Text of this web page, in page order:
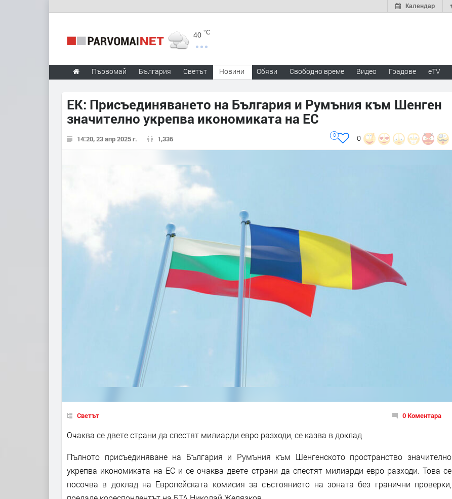
Календар
40 °C
Първомай България Светът Новини Обяви Свободно време Видео Градове eTV
ЕК: Присъединяването на България и Румъния към Шенген
значително укрепва икономиката на ЕС
14:20, 23 апр 2025 г. 1,336 0
0
Светът 0 Коментара
Очаква се двете страни да спестят милиарди евро разходи, се казва в доклад
Пълното присъединяване на България и Румъния към Шенгенското пространство значително
укрепва икономиката на ЕС и се очаква двете страни да спестят милиарди евро разходи. Това се
посочва в доклад на Европейската комисия за състоянието на зоната без гранични проверки,